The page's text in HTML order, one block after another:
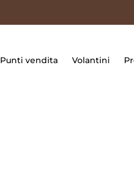
Punti vendita Volantini